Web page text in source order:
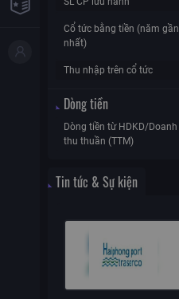
Cổ tức bằng tiền (năm gần
nhất)
Thu nhập trên cổ tức
Dòng tiền
Dòng tiền từ HDKD/Doanh
thu thuần (TTM)
Tin tức & Sự kiện